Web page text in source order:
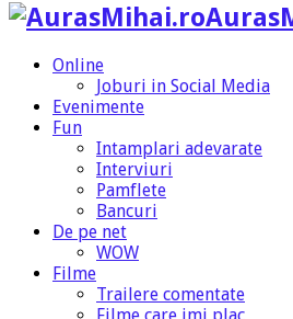
Online
Joburi in Social Media
Evenimente
Fun
Intamplari adevarate
Interviuri
Pamflete
Bancuri
De pe net
WOW
Filme
Trailere comentate